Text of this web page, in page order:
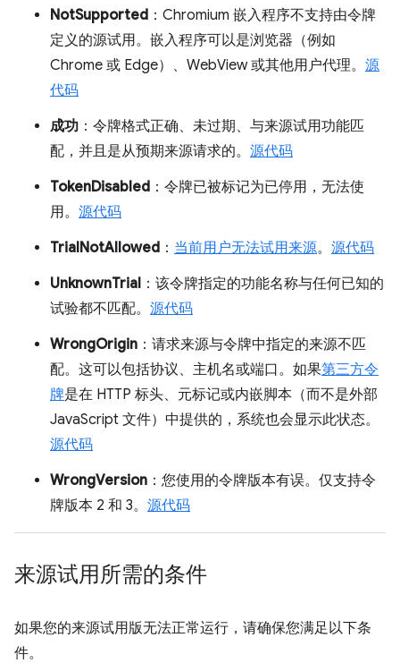
NotSupported ：Chromium 嵌入程序不支持由令牌
定义的源试用。嵌入程序可以是浏览器（例如
Chrome 或 Edge）、WebView 或其他用户代理。 源
代码
成功 ：令牌格式正确、未过期、与来源试用功能匹
配，并且是从预期来源请求的。 源代码
TokenDisabled ：令牌已被标记为已停用，无法使
用。 源代码
TrialNotAllowed ： 当前用户无法试用来源。 源代码
UnknownTrial ：该令牌指定的功能名称与任何已知的
试验都不匹配。 源代码
WrongOrigin ：请求来源与令牌中指定的来源不匹
配。这可以包括协议、主机名或端口。如果第三方令
牌是在 HTTP 标头、元标记或内嵌脚本（而不是外部
JavaScript 文件）中提供的，系统也会显示此状态。
源代码
WrongVersion ：您使用的令牌版本有误。仅支持令
牌版本 2 和 3。 源代码
来源试用所需的条件
如果您的来源试用版无法正常运行，请确保您满足以下条
件。